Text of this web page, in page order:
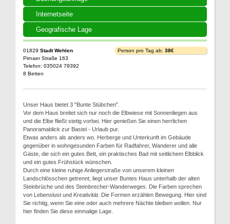
Internetseite
Geografische Lage
01829 Stadt Wehlen
Pirnaer Straße 163
Telefon: 035024 79392
8 Betten
Person pro Tag ab: 38€
Unser Haus bietet 3 "Bunte Stübchen".
Vor dem Haus breitet sich nur noch die Elbwiese mit Sonnenliegen aus
und die Elbe fließt stetig vorbei. Hier genießen Sie einen herrlichen
Panoramablick zur Bastei - Urlaub pur.
Etwas anders als anders wo. Herberge und Unterkunft im Gebäude
gegenüber in wohngesunden Farben für Radfahrer, Wanderer und alle
Gäste, die sich ein gutes Bett, ein praktisches Bad mit seitlichem Elbblick
und ein gutes Frühstück wünschen.
Durch eine kleine ruhige Anliegerstraße von unserem kleinen
Landschlösschen getrennt, liegt unser Buntes Haus unterhalb der alten
Steinbrüche und des Steinbrecher-Wanderweges. Die Farben sprechen
von Lebenslust und Kreativität. Die Formen erzählen Bewegung. Hier sind
Sie richtig, wenn Sie eine oder auch mehrere Nächte bleiben wollen. Nur
hier finden Sie diese einmalige Lage.